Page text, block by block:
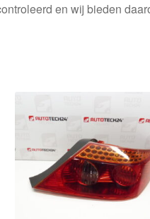
en wij bieden